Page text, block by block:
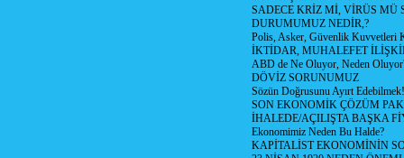
SADECE KRİZ Mİ, VİRÜS MÜ
DURUMUMUZ NEDİR,?
Polis, Asker, Güvenlik Kuvvetleri
İKTİDAR, MUHALEFET
ABD de Ne Oluyor, Neden
DÖVİZ SORUNUMUZ
Sözün Doğrusunu Ayırt Edebilmek!
SON EKONOMİK ÇÖZÜM
İHALEDE/AÇILIŞTA BAŞKA
Ekonomimiz Neden Bu Halde?
KAPİTALİST EKONOMİNİN